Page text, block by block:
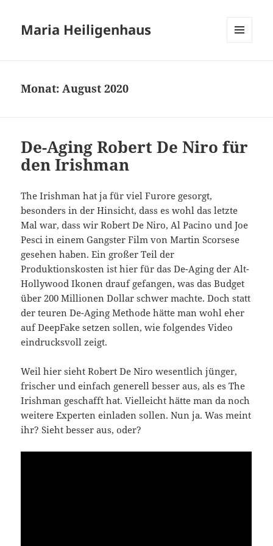
Maria Heiligenhaus
Monat:August 2020
De-Aging Robert De Niro für
den Irishman
The Irishman hat ja für viel Furore gesorgt,
besonders in der Hinsicht, dass es wohl das letzte
Mal war, dass wir Robert De Niro, Al Pacino und Joe
Pesci in einem Gangster Film von Martin Scorsese
gesehen haben. Ein großer Teil der
Produktionskosten ist hier für das De-Aging der Alt-
Hollywood Ikonen drauf gefangen, was das Budget
über 200 Millionen Dollar schwer machte. Doch statt
der teuren De-Aging Methode hätte man wohl eher
auf DeepFake setzen sollen, wie folgendes Video
eindrucksvoll zeigt.
Weil hier sieht Robert De Niro wesentlich jünger,
frischer und einfach generell besser aus, als es The
Irishman geschafft hat. Vielleicht hätte man da noch
weitere Experten einladen sollen. Nun ja. Was meint
ihr? Sieht besser aus, oder?